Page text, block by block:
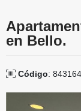
en Bello.
Código: